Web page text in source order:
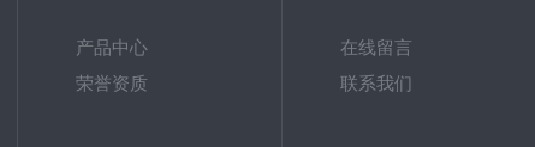
产品中心
荣誉资质
在线留言
联系我们